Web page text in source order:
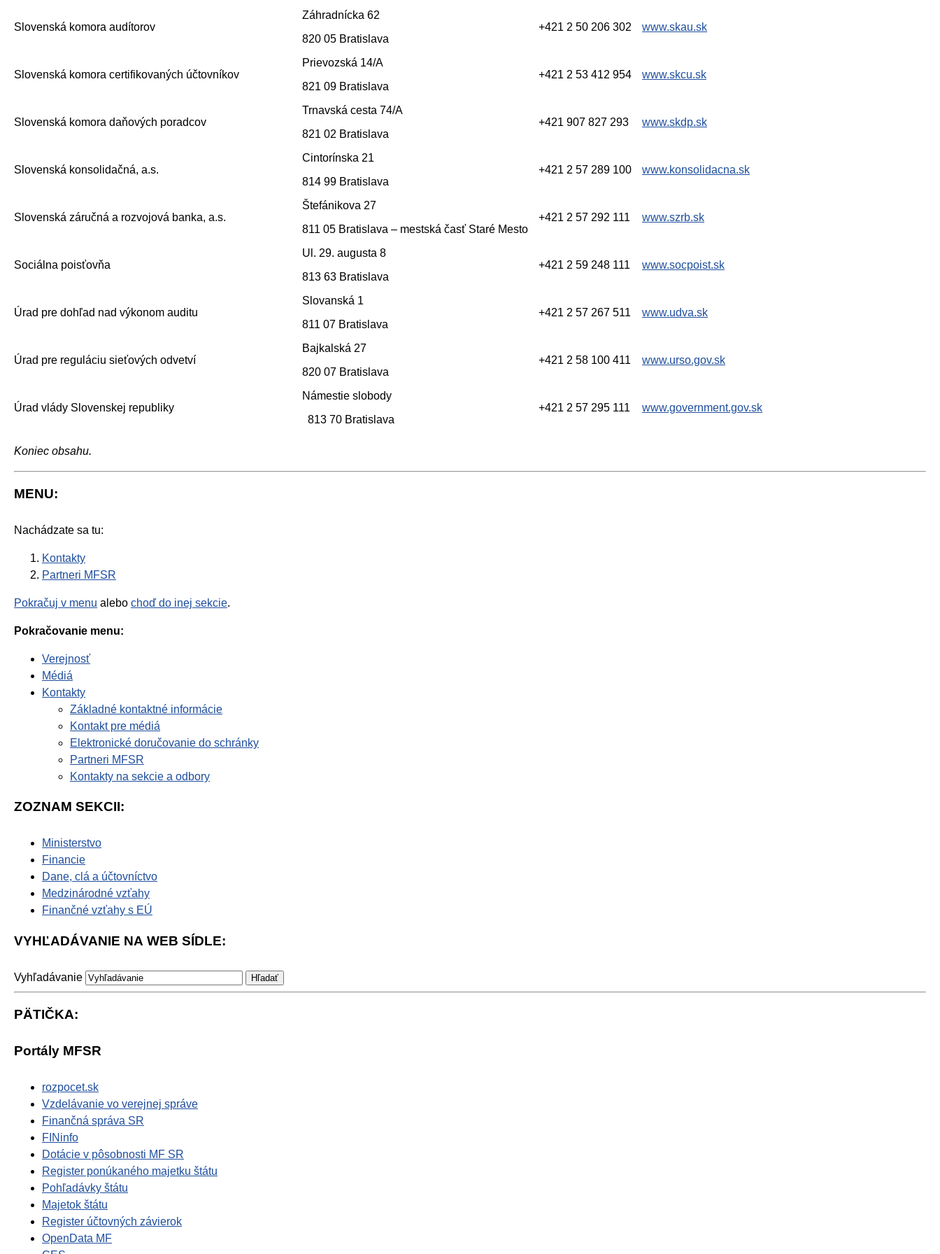
Slovenská komora audítorov
Záhradnícka 62
+421 2 50 206 302
www.skau.sk
820 05 Bratislava
Slovenská komora certifikovaných účtovníkov
Prievozská 14/A
+421 2 53 412 954
www.skcu.sk
821 09 Bratislava
Slovenská komora daňových poradcov
Trnavská cesta 74/A
+421 907 827 293
www.skdp.sk
821 02 Bratislava
Slovenská konsolidačná, a.s.
Cintorínska 21
+421 2 57 289 100
www.konsolidacna.sk
814 99 Bratislava
Slovenská záručná a rozvojová banka, a.s.
Štefánikova 27
+421 2 57 292 111
www.szrb.sk
811 05 Bratislava – mestská časť Staré Mesto
Sociálna poisťovňa
Ul. 29. augusta 8
+421 2 59 248 111
www.socpoist.sk
813 63 Bratislava
Úrad pre dohľad nad výkonom auditu
Slovanská 1
+421 2 57 267 511
www.udva.sk
811 07 Bratislava
Úrad pre reguláciu sieťových odvetví
Bajkalská 27
+421 2 58 100 411
www.urso.gov.sk
820 07 Bratislava
Úrad vlády Slovenskej republiky
Námestie slobody
+421 2 57 295 111
www.government.gov.sk
813 70 Bratislava
Koniec obsahu.
MENU:
Nachádzate sa tu:
Kontakty
Partneri MFSR
Pokračuj v menu alebo choď do inej sekcie.
Pokračovanie menu:
Verejnosť
Médiá
Kontakty
Základné kontaktné informácie
Kontakt pre médiá
Elektronické doručovanie do schránky
Partneri MFSR
Kontakty na sekcie a odbory
ZOZNAM SEKCII:
Ministerstvo
Financie
Dane, clá a účtovníctvo
Medzinárodné vzťahy
Finančné vzťahy s EÚ
VYHĽADÁVANIE NA WEB SÍDLE:
Vyhľadávanie
PÄTIČKA:
Portály MFSR
rozpocet.sk
Vzdelávanie vo verejnej správe
Finančná správa SR
FINinfo
Dotácie v pôsobnosti MF SR
Register ponúkaného majetku štátu
Pohľadávky štátu
Majetok štátu
Register účtovných závierok
OpenData MF